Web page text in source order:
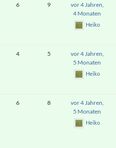
6 9
vor 4 Jahren,
4 Monaten
Heiko
4 5
vor 4 Jahren,
5 Monaten
Heiko
6 8
vor 4 Jahren,
5 Monaten
Heiko